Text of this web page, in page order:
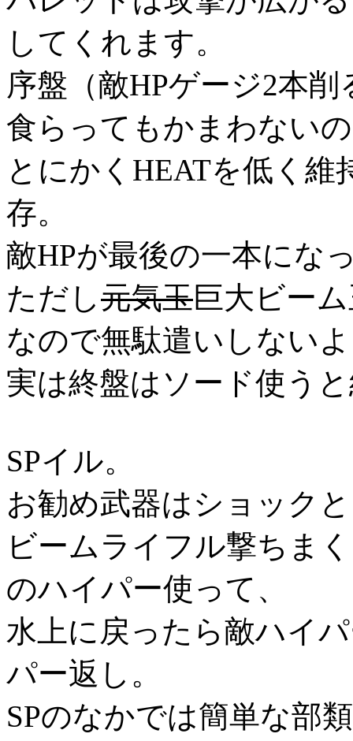
してくれます。
序盤（敵HPゲージ2本
食らってもかまわない
とにかくHEATを低く
存。
敵HPが最後の一本にな
ただし元気玉巨大ビー
なので無駄遣いしない
実は終盤はソード使う
SPイル。
お勧め武器はショック
ビームライフル撃ちま
のハイパー使って、
水上に戻ったら敵ハイ
パー返し。
SPのなかでは簡単な部